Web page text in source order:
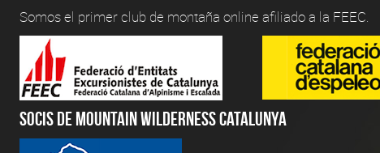
Somos el primer club de montaña online afiliado a la FEEC.
Socis de Mountain Wilderness Catalunya